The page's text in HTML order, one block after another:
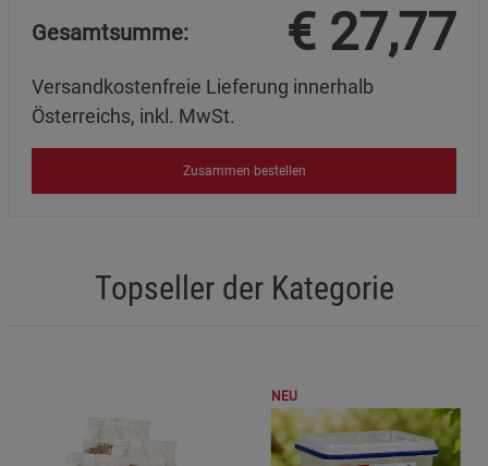
Gesamtsumme: € 27,77
Versandkostenfreie Lieferung innerhalb
Österreichs, inkl. MwSt.
Zusammen bestellen
Topseller der Kategorie
NEU